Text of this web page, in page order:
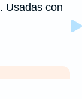
. Usadas con